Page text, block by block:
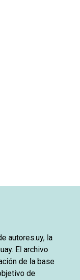
autores.uy, la
El archivo
de la base
de